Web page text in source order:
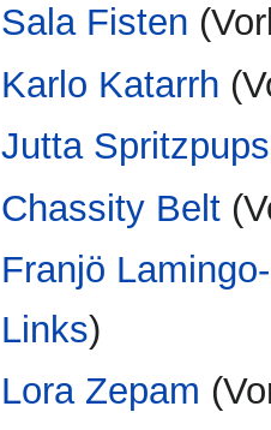
Sala Fisten
Karlo Katarrh
Jutta Spritzpups
Chassity Belt
Franjö
Links)
Lora Zepam